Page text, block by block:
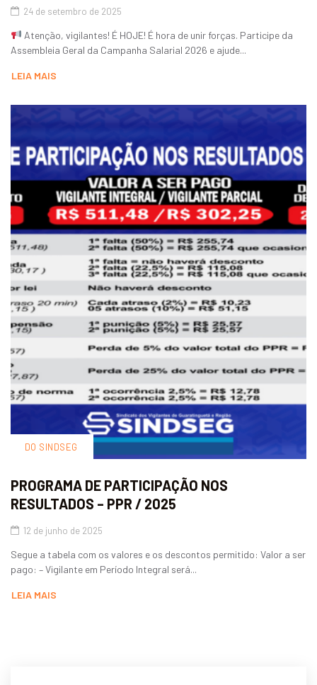
24 de setembro de 2025
Atenção, vigilantes! É HOJE! É hora de unir forças. Participe da
Assembleia Geral da Campanha Salarial 2026 e ajude...
LEIA MAIS
DO SINDSEG
PROGRAMA DE PARTICIPAÇÃO NOS
RESULTADOS – PPR / 2025
12 de junho de 2025
Segue a tabela com os valores e os descontos permitido: Valor a ser
pago: – Vigilante em Período Integral será...
LEIA MAIS